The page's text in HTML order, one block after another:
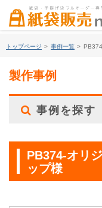
トップページ > 事例一覧 >
製作事例
事例を探す
PB374-オリ
ップ様